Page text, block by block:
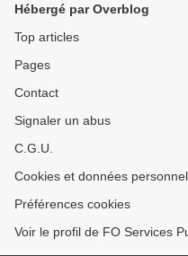
Hébergé par Overblog
Top articles
Pages
Contact
Signaler un abus
C.G.U.
Cookies et données
Préférences cookies
Voir le profil de FO Services